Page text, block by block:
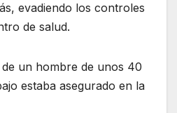
evadiendo los controles
de salud.
un hombre de unos 40
estaba asegurado en la